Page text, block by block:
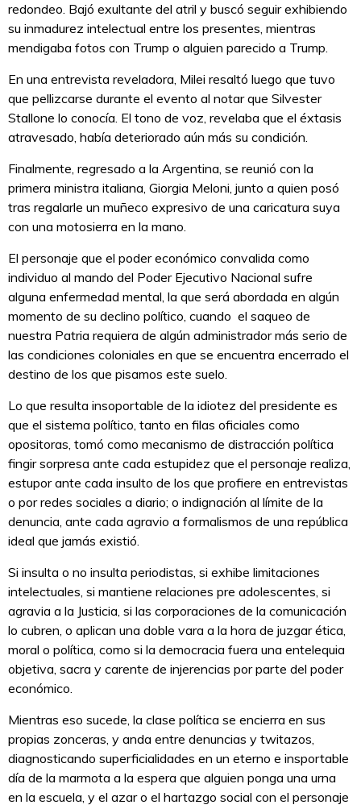
redondeo. Bajó exultante del atril y buscó seguir exhibiendo
su inmadurez intelectual entre los presentes, mientras
mendigaba fotos con Trump o alguien parecido a Trump.
En una entrevista reveladora, Milei resaltó luego que tuvo
que pellizcarse durante el evento al notar que Silvester
Stallone lo conocía. El tono de voz, revelaba que el éxtasis
atravesado, había deteriorado aún más su condición.
Finalmente, regresado a la Argentina, se reunió con la
primera ministra italiana, Giorgia Meloni, junto a quien posó
tras regalarle un muñeco expresivo de una caricatura suya
con una motosierra en la mano.
El personaje que el poder económico convalida como
individuo al mando del Poder Ejecutivo Nacional sufre
alguna enfermedad mental, la que será abordada en algún
momento de su declino político, cuando el saqueo de
nuestra Patria requiera de algún administrador más serio de
las condiciones coloniales en que se encuentra encerrado el
destino de los que pisamos este suelo.
Lo que resulta insoportable de la idiotez del presidente es
que el sistema político, tanto en filas oficiales como
opositoras, tomó como mecanismo de distracción política
fingir sorpresa ante cada estupidez que el personaje realiza,
estupor ante cada insulto de los que profiere en entrevistas
o por redes sociales a diario; o indignación al límite de la
denuncia, ante cada agravio a formalismos de una república
ideal que jamás existió.
Si insulta o no insulta periodistas, si exhibe limitaciones
intelectuales, si mantiene relaciones pre adolescentes, si
agravia a la Justicia, si las corporaciones de la comunicación
lo cubren, o aplican una doble vara a la hora de juzgar ética,
moral o política, como si la democracia fuera una entelequia
objetiva, sacra y carente de injerencias por parte del poder
económico.
Mientras eso sucede, la clase política se encierra en sus
propias zonceras, y anda entre denuncias y twitazos,
diagnosticando superficialidades en un eterno e insportable
día de la marmota a la espera que alguien ponga una urna
en la escuela, y el azar o el hartazgo social con el personaje